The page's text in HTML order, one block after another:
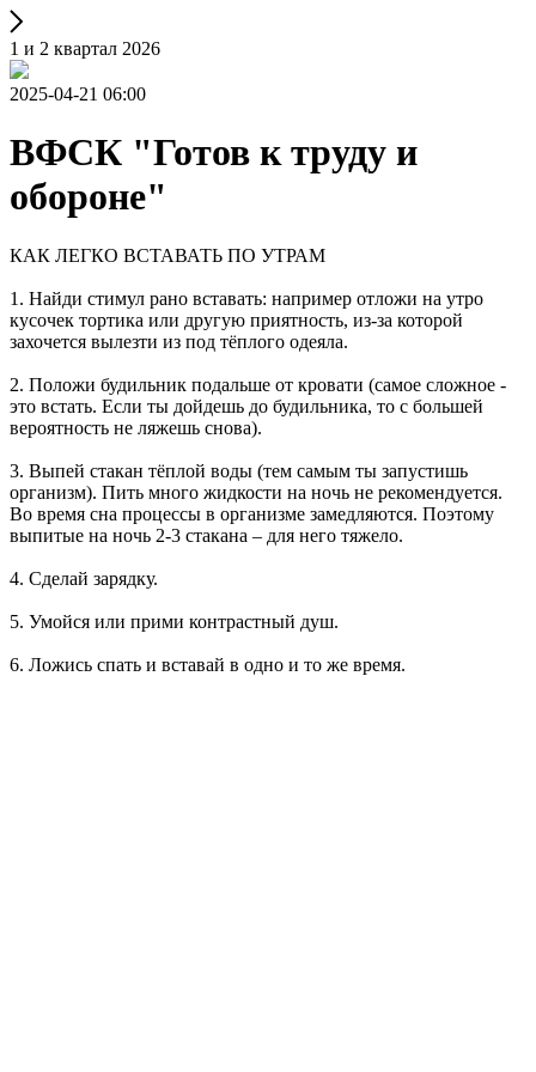
1 и 2 квартал 2026
2025-04-21 06:00
ВФСК "Готов к труду и
обороне"
КАК ЛЕГКО ВСТАВАТЬ ПО УТРАМ
1. Найди стимул рано вставать: например отложи на утро
кусочек тортика или другую приятность, из-за которой
захочется вылезти из под тёплого одеяла.
2. Положи будильник подальше от кровати (самое сложное -
это встать. Если ты дойдешь до будильника, то с большей
вероятность не ляжешь снова).
3. Выпей стакан тёплой воды (тем самым ты запустишь
организм). Пить много жидкости на ночь не рекомендуется.
Во время сна процессы в организме замедляются. Поэтому
выпитые на ночь 2-3 стакана – для него тяжело.
4. Сделай зарядку.
5. Умойся или прими контрастный душ.
6. Ложись спать и вставай в одно и то же время.